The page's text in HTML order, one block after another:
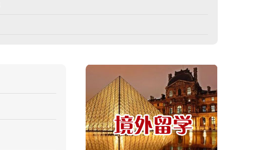
￥18000-20000RMB/月
新西兰-橱柜厂
￥25-27.76纽币/小时，2.6万RMB/月
新西兰-面点师
￥27-30纽币/小时
日本-金属分解